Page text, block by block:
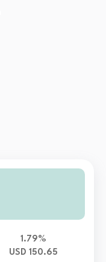
1.79%
USD 150.65